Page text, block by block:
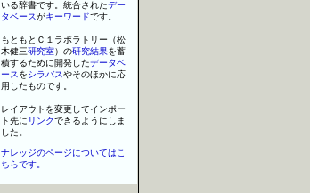
いる辞書です。 統合されたデー
タベースがキーワードです。
もともとＣ １ ラボラトリー （松
木健三研究室） の研究結果を蓄
積するために開発したデータベ
ースをシラバスやそのほかに応
用したものです。
レイアウト を変更してインポー
ト先に リンクできるようにしま
した。
ナレッジのページについてはこ
ちらです。